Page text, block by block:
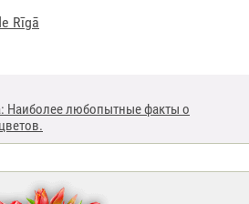
Наиболее любопытные факты о
Rīgā